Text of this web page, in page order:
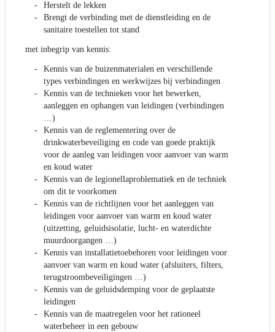
Herstelt de lekken
Brengt de verbinding met de dienstleiding en de
sanitaire toestellen tot stand
met inbegrip van kennis:
Kennis van de buizenmaterialen en verschillende
types verbindingen en werkwijzes bij verbindingen
Kennis van de technieken voor het bewerken,
aanleggen en ophangen van leidingen (verbindingen
…)
Kennis van de reglementering over de
drinkwaterbeveiliging en code van goede praktijk
voor de aanleg van leidingen voor aanvoer van warm
en koud water
Kennis van de legionellaproblematiek en de techniek
om dit te voorkomen
Kennis van de richtlijnen voor het aanleggen van
leidingen voor aanvoer van warm en koud water
(uitzetting, geluidsisolatie, lucht- en waterdichte
muurdoorgangen …)
Kennis van installatietoebehoren voor leidingen voor
aanvoer van warm en koud water (afsluiters, filters,
terugstroombeveiligingen …)
Kennis van de geluidsdemping voor de geplaatste
leidingen
Kennis van de maatregelen voor het rationeel
waterbeheer in een gebouw